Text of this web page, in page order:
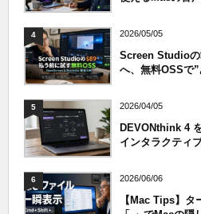
4 2026/05/05
Screen Studioの
へ、無料OSSで
5 2026/04/05
DEVONthink 4
インタラクティ
6 2026/06/06
【Mac Tips】